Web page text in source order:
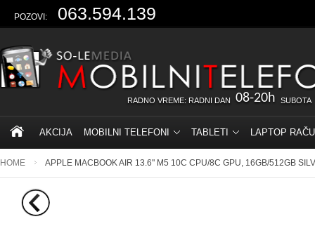
POZOVI: 063.594.139
RADNO VREME: RADNI DAN 08-20h SUBOTA
AKCIJA MOBILNI TELEFONI TABLETI LAPTOP
HOME APPLE MACBOOK AIR 13.6" M5 10C CPU/8C GPU, 16GB/512GB